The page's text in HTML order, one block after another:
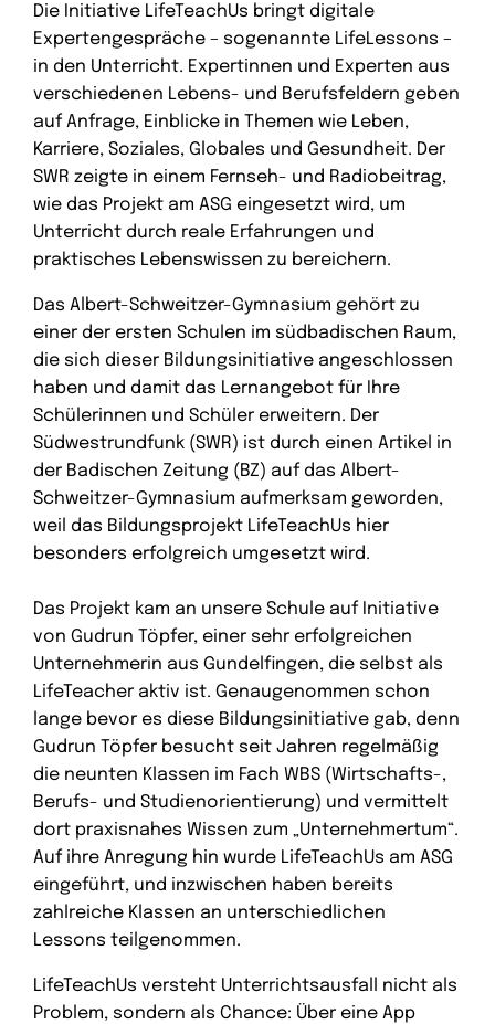
Die Initiative LifeTeachUs bringt digitale
Expertengespräche – sogenannte LifeLessons –
in den Unterricht. Expertinnen und Experten aus
verschiedenen Lebens- und Berufsfeldern geben
auf Anfrage, Einblicke in Themen wie Leben,
Karriere, Soziales, Globales und Gesundheit. Der
SWR zeigte in einem Fernseh- und Radiobeitrag,
wie das Projekt am ASG eingesetzt wird, um
Unterricht durch reale Erfahrungen und
praktisches Lebenswissen zu bereichern.
Das Albert-Schweitzer-Gymnasium gehört zu
einer der ersten Schulen im südbadischen Raum,
die sich dieser Bildungsinitiative angeschlossen
haben und damit das Lernangebot für Ihre
Schülerinnen und Schüler erweitern. Der
Südwestrundfunk (SWR) ist durch einen Artikel in
der Badischen Zeitung (BZ) auf das Albert-
Schweitzer-Gymnasium aufmerksam geworden,
weil das Bildungsprojekt LifeTeachUs hier
besonders erfolgreich umgesetzt wird.
Das Projekt kam an unsere Schule auf Initiative
von Gudrun Töpfer, einer sehr erfolgreichen
Unternehmerin aus Gundelfingen, die selbst als
LifeTeacher aktiv ist. Genaugenommen schon
lange bevor es diese Bildungsinitiative gab, denn
Gudrun Töpfer besucht seit Jahren regelmäßig
die neunten Klassen im Fach WBS (Wirtschafts-,
Berufs- und Studienorientierung) und vermittelt
dort praxisnahes Wissen zum „Unternehmertum“.
Auf ihre Anregung hin wurde LifeTeachUs am ASG
eingeführt, und inzwischen haben bereits
zahlreiche Klassen an unterschiedlichen
Lessons teilgenommen.
LifeTeachUs versteht Unterrichtsausfall nicht als
Problem, sondern als Chance: Über eine App